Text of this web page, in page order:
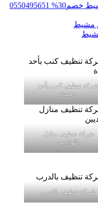
شركة تنظيف كنب بأحد
رفيدة
شركة تنظيف منازل
بالواديين
شركة تنظيف بالدرب